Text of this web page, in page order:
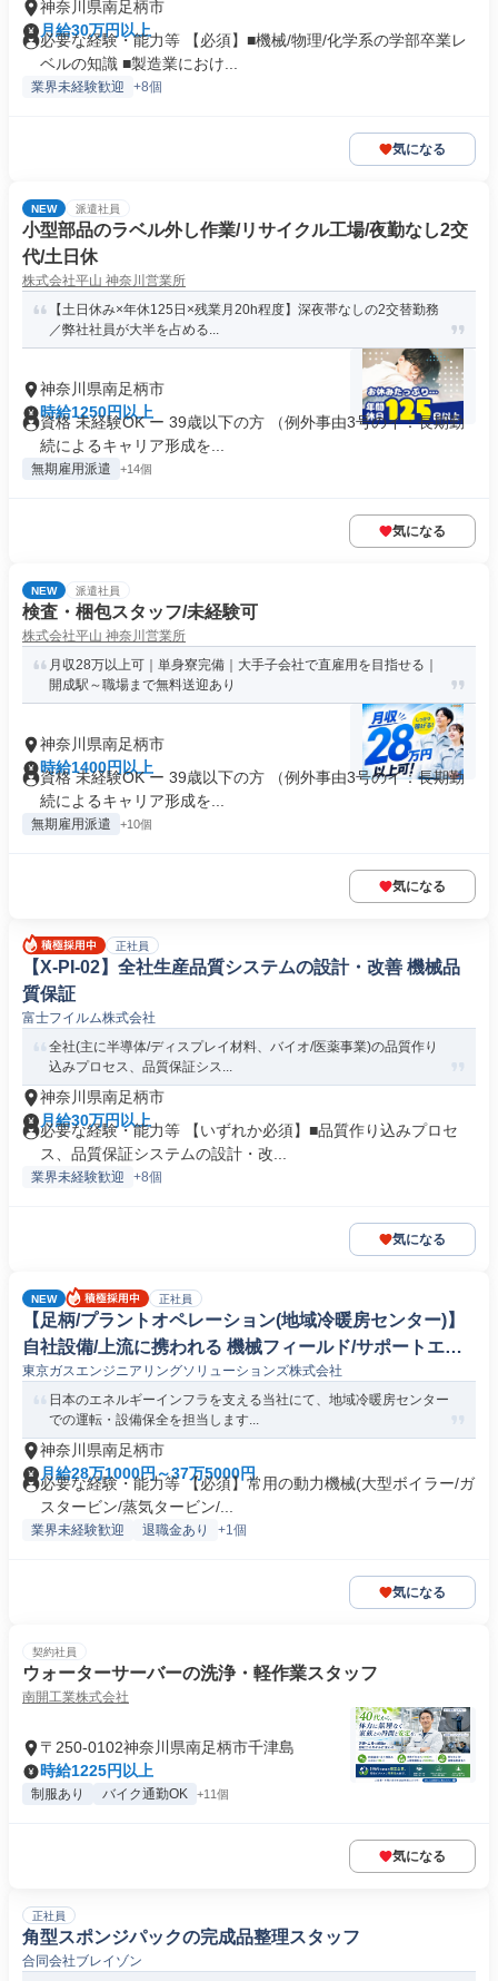
神奈川県南足柄市
月給30万円以上
必要な経験・能力等 【必須】■機械/物理/化学系の学部卒業レ
ベルの知識 ■製造業におけ...
業界未経験歓迎 +8個
気になる
NEW 派遣社員
小型部品のラベル外し作業/リサイクル工場/夜勤なし2交
代/土日休
株式会社平山 神奈川営業所
【土日休み×年休125日×残業月20h程度】深夜帯なしの2交替勤務
／弊社社員が大半を占める...
神奈川県南足柄市
時給1250円以上
資格 未経験OK ー 39歳以下の方 （例外事由3号のイ：長期勤
続によるキャリア形成を...
無期雇用派遣 +14個
気になる
NEW 派遣社員
検査・梱包スタッフ/未経験可
株式会社平山 神奈川営業所
月収28万以上可｜単身寮完備｜大手子会社で直雇用を目指せる｜
開成駅～職場まで無料送迎あり
神奈川県南足柄市
時給1400円以上
資格 未経験OK ー 39歳以下の方 （例外事由3号のイ：長期勤
続によるキャリア形成を...
無期雇用派遣 +10個
気になる
正社員
【X-PI-02】全社生産品質システムの設計・改善 機械品
質保証
富士フイルム株式会社
全社(主に半導体/ディスプレイ材料、バイオ/医薬事業)の品質作り
込みプロセス、品質保証シス...
神奈川県南足柄市
月給30万円以上
必要な経験・能力等 【いずれか必須】■品質作り込みプロセ
ス、品質保証システムの設計・改...
業界未経験歓迎 +8個
気になる
NEW 正社員
【足柄/プラントオペレーション(地域冷暖房センター)】
自社設備/上流に携われる 機械フィールド/サポートエン
ジニア
東京ガスエンジニアリングソリューションズ株式会社
日本のエネルギーインフラを支える当社にて、地域冷暖房センター
での運転・設備保全を担当します...
神奈川県南足柄市
月給28万1000円～37万5000円
必要な経験・能力等 【必須】常用の動力機械(大型ボイラー/ガ
スタービン/蒸気タービン/...
業界未経験歓迎 退職金あり +1個
気になる
契約社員
ウォーターサーバーの洗浄・軽作業スタッフ
南開工業株式会社
〒250-0102神奈川県南足柄市千津島
時給1225円以上
制服あり バイク通勤OK +11個
気になる
正社員
角型スポンジパックの完成品整理スタッフ
合同会社ブレイゾン